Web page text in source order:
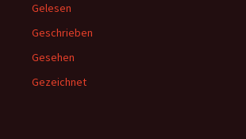
Gelesen
Geschrieben
Gesehen
Gezeichnet